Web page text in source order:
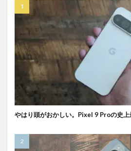
やはり頭がおかしい。Pixel 9 Proの史上